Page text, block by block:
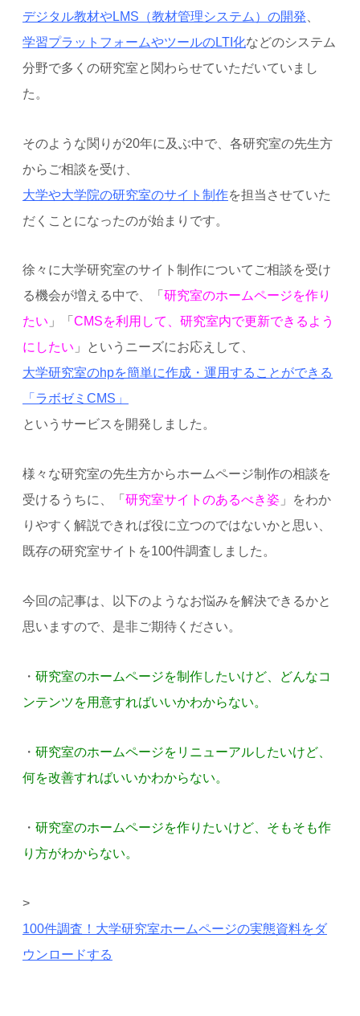
デジタル教材やLMS（教材管理システム）の開発
学習プラットフォームやツールのLTI化などのシステム
分野で多くの研究室と関わらせていただいていまし
た。
そのような関りが20年に及ぶ中で、各研究室の先生方
からご相談を受け、
大学や大学院の研究室のサイト制作を担当させていた
だくことになったのが始まりです。
徐々に大学研究室のサイト制作についてご相談を受け
る機会が増える中で、「 研究室のホームページを作り
たい 」「 CMSを利用して、研究室内で更新できるよう
にしたい 」というニーズにお応えして、
大学研究室のhpを簡単に作成・運用することができる
「ラボゼミCMS」
というサービスを開発しました。
様々な研究室の先生方からホームページ制作の相談を
受けるうちに、「 研究室サイトのあるべき姿」をわか
りやすく解説できれば役に立つのではないかと思い、
既存の研究室サイトを100件調査しました。
今回の記事は、以下のようなお悩みを解決できるかと
思いますので、是非ご期待ください。
・ 研究室のホームページを制作したいけど、どんなコ
ンテンツを用意すればいいかわからない。
・ 研究室のホームページをリニューアルしたいけど、
何を改善すればいいかわからない。
・ 研究室のホームページを作りたいけど、そもそも作
り方がわからない。
>
100件調査！大学研究室ホームページの実態資料をダ
ウンロードする